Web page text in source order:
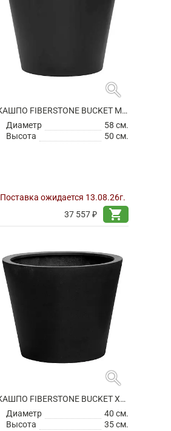
search
КАШПО FIBERSTONE BUCKET M BLACK
Диаметр
58 см.
Высота
50 см.
Поставка ожидается 13.08.26г.
37 557 ₽
shopping_cart
search
КАШПО FIBERSTONE BUCKET XS BLACK
Диаметр
40 см.
Высота
35 см.